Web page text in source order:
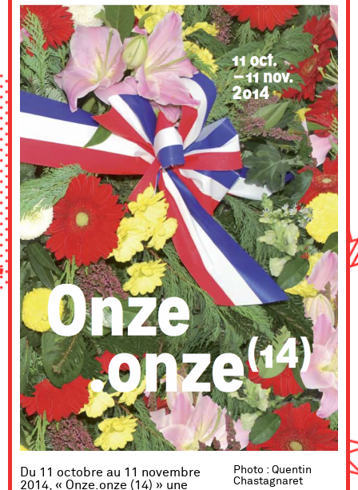
Photo : Quentin
Chastagnaret
Du 11 octobre au 11 novembre
2014, « Onze.onze (14) » une